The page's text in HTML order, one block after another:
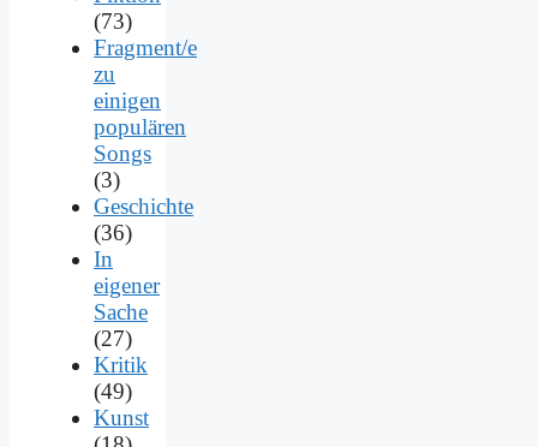
(73)
Fragment/e
zu
einigen
populären
Songs
(3)
Geschichte
(36)
In
eigener
Sache
(27)
Kritik
(49)
Kunst